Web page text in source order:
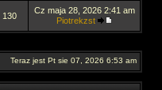
130
Cz maja 28, 2026 2:41 am
Piotrekzst
Teraz jest Pt sie 07, 2026 6:53 am